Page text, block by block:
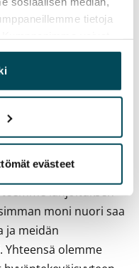
tietoja
joita olet antanut
heidän
evästeet
asua.
muiden
oloissa päätimme
ajatuksesta ja
koronapinteessä
lahjoituksen
moni nuori saa
ja meidän
olemme